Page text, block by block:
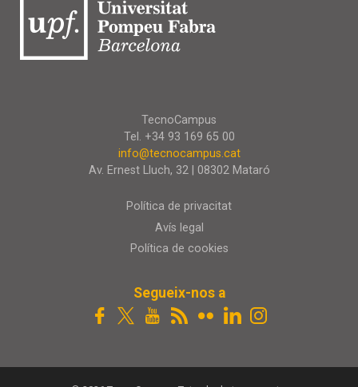
TecnoCampus
Tel. +34 93 169 65 00
info@tecnocampus.cat
Av. Ernest Lluch, 32 | 08302 Mataró
Política de privacitat
Avís legal
Política de cookies
Segueix-nos a